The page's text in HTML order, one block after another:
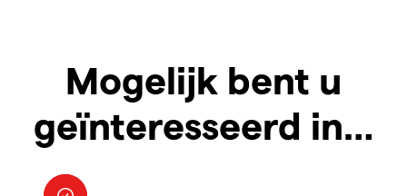
Mogelijk bent u
geïnteresseerd in…